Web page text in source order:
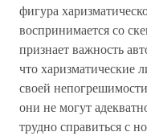
фигура
воспринимается со
признает важность
что харизматические
своей
они не могут
трудно справиться с